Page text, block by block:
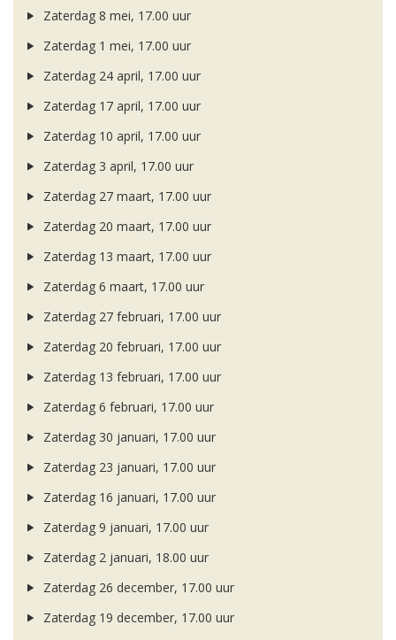
Zaterdag 8 mei, 17.00 uur
Zaterdag 1 mei, 17.00 uur
Zaterdag 24 april, 17.00 uur
Zaterdag 17 april, 17.00 uur
Zaterdag 10 april, 17.00 uur
Zaterdag 3 april, 17.00 uur
Zaterdag 27 maart, 17.00 uur
Zaterdag 20 maart, 17.00 uur
Zaterdag 13 maart, 17.00 uur
Zaterdag 6 maart, 17.00 uur
Zaterdag 27 februari, 17.00 uur
Zaterdag 20 februari, 17.00 uur
Zaterdag 13 februari, 17.00 uur
Zaterdag 6 februari, 17.00 uur
Zaterdag 30 januari, 17.00 uur
Zaterdag 23 januari, 17.00 uur
Zaterdag 16 januari, 17.00 uur
Zaterdag 9 januari, 17.00 uur
Zaterdag 2 januari, 18.00 uur
Zaterdag 26 december, 17.00 uur
Zaterdag 19 december, 17.00 uur